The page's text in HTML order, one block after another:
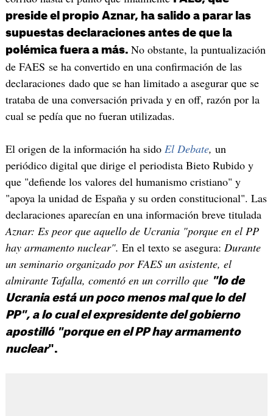
preside el propio Aznar, ha salido a parar las
supuestas declaraciones antes de que la
polémica fuera a más. No obstante, la puntualización
de FAES se ha convertido en una confirmación de las
declaraciones dado que se han limitado a asegurar que se
trataba de una conversación privada y en off, razón por la
cual se pedía que no fueran utilizadas.
El origen de la información ha sido El Debate, un
periódico digital que dirige el periodista Bieto Rubido y
que "defiende los valores del humanismo cristiano" y
"apoya la unidad de España y su orden constitucional". Las
declaraciones aparecían en una información breve titulada
Aznar: Es peor que aquello de Ucrania "porque en el PP
hay armamento nuclear". En el texto se asegura: Durante
un seminario organizado por FAES un asistente, el
almirante Tafalla, comentó en un corrillo que "lo de
Ucrania está un poco menos mal que lo del
PP", a lo cual el expresidente del gobierno
apostilló "porque en el PP hay armamento
nuclear".